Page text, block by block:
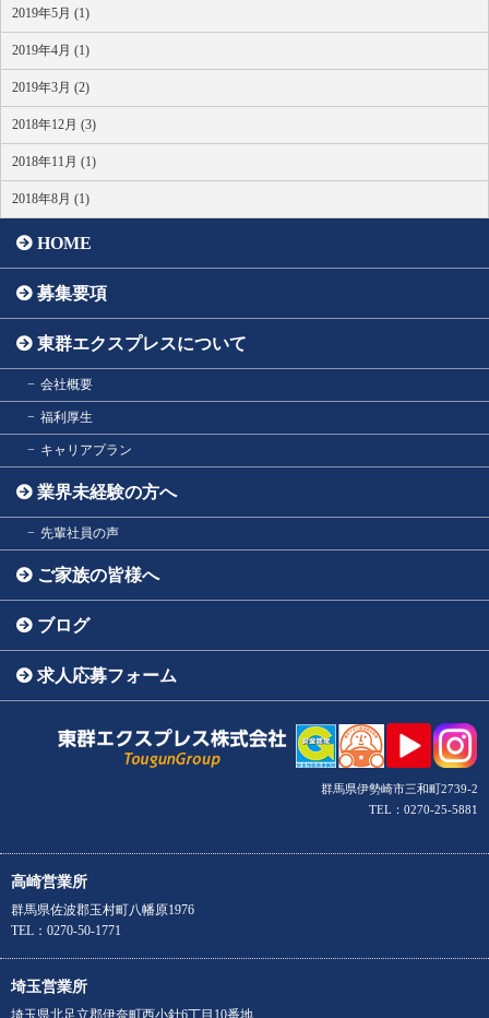
2019年5月 (1)
2019年4月 (1)
2019年3月 (2)
2018年12月 (3)
2018年11月 (1)
2018年8月 (1)
HOME
募集要項
東群エクスプレスについて
会社概要
福利厚生
キャリアプラン
業界未経験の方へ
先輩社員の声
ご家族の皆様へ
ブログ
求人応募フォーム
群馬県伊勢崎市三和町2739-2
TEL：0270-25-5881
高崎営業所
群馬県佐波郡玉村町八幡原1976
TEL：0270-50-1771
埼玉営業所
埼玉県北足立郡伊奈町西小針6丁目10番地